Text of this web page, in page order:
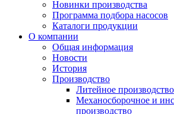
Новинки производства
Программа подбора насосов
Каталоги продукции
О компании
Общая информация
Новости
История
Производство
Литейное производство
Механосборочное и
производство